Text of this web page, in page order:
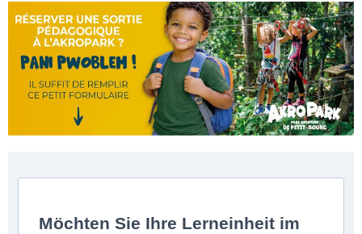
Möchten Sie Ihre Lerneinheit im